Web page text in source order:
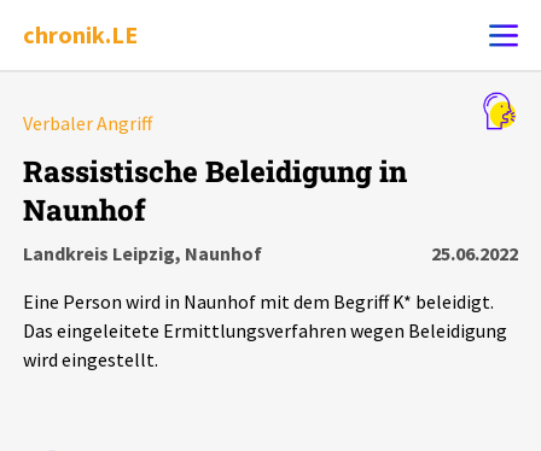
chronik.LE
Chronik
Leipziger Zustände
Verbaler Angriff
Rassistische Beleidigung in
Naunhof
Landkreis Leipzig, Naunhof
25.06.2022
Eine Person wird in Naunhof mit dem Begriff K* beleidigt.
Das eingeleitete Ermittlungsverfahren wegen Beleidigung
wird eingestellt.
Alle Ereignisse
Ereignisse
Ereignisse